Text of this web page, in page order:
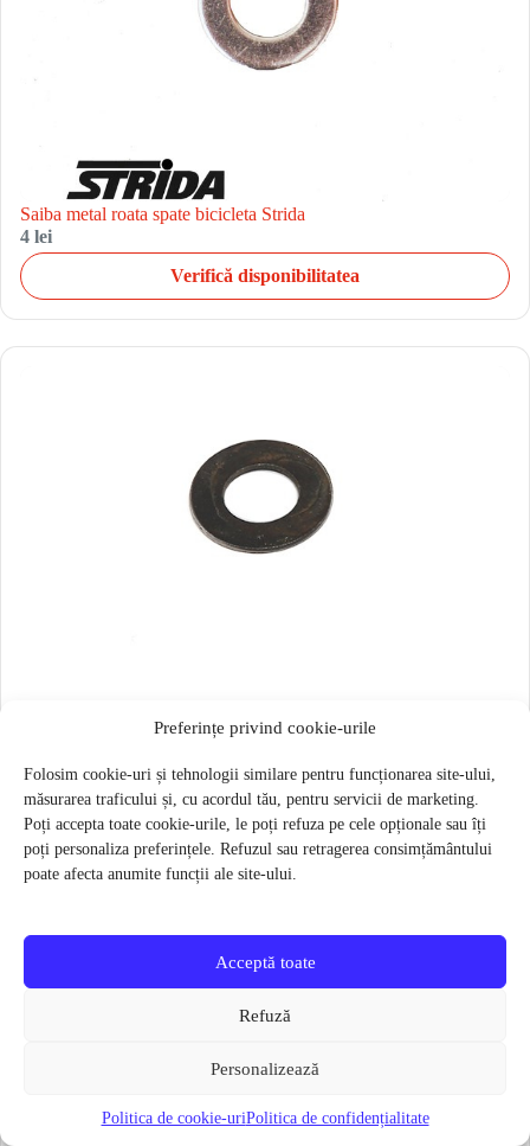
Preferințe privind cookie-urile
Folosim cookie-uri și tehnologii similare pentru funcționarea site-ului,
măsurarea traficului și, cu acordul tău, pentru servicii de marketing.
Poți accepta toate cookie-urile, le poți refuza pe cele opționale sau îți
poți personaliza preferințele. Refuzul sau retragerea consimțământului
poate afecta anumite funcții ale site-ului.
Acceptă toate
Refuză
Personalizează
Politica de cookie-uriPolitica de confidențialitate
Saiba metal roata spate bicicleta Strida
4 lei
Verifică disponibilitatea
Saiba roata spate Strida
Verifică disponibilitatea
Categorii utile
Accesorii si Piese
piese și accesorii disponibile în catalogul actual
anvelope, camere și componente pentru roți